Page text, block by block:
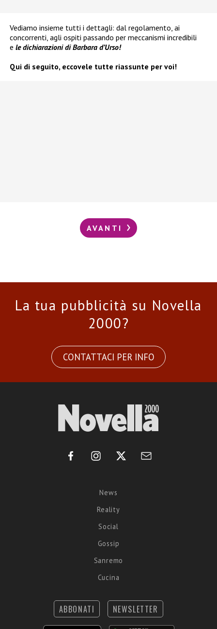
Vediamo insieme tutti i dettagli: dal regolamento, ai
concorrenti, agli ospiti passando per meccanismi incredibili
e le dichiarazioni di Barbara d’Urso!
Qui di seguito, eccovele tutte riassunte per voi!
AVANTI
La tua pubblicità su Novella
2000?
CONTATTACI PER INFO
News
Reality
Social
Gossip
Sanremo
Cucina
ABBONATI NEWSLETTER